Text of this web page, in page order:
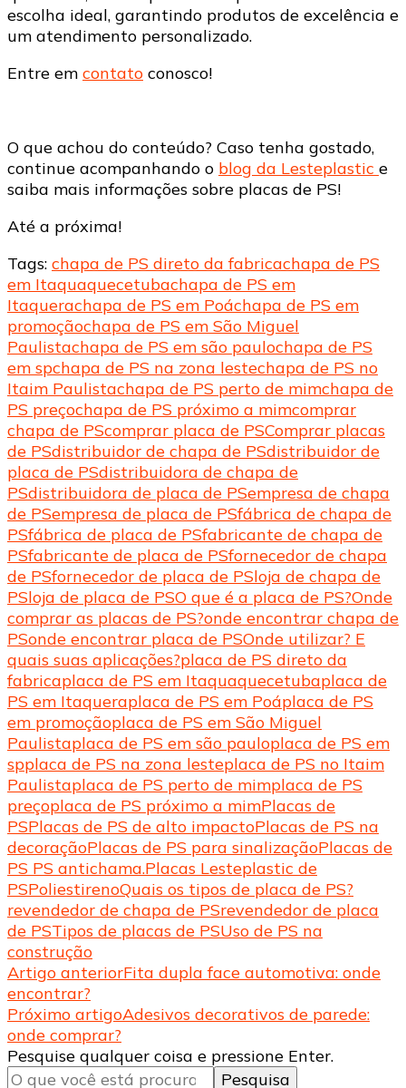
escolha ideal, garantindo produtos de excelência e
um atendimento personalizado.
Entre em contato conosco!
O que achou do conteúdo? Caso tenha gostado,
continue acompanhando o blog da Lesteplastic e
saiba mais informações sobre placas de PS!
Até a próxima!
Tags: chapa de PS direto da fabricachapa de PS
em Itaquaquecetubachapa de PS em
Itaquerachapa de PS em Poáchapa de PS em
promoçãochapa de PS em São Miguel
Paulistachapa de PS em são paulochapa de PS
em spchapa de PS na zona lestechapa de PS no
Itaim Paulistachapa de PS perto de mimchapa de
PS preçochapa de PS próximo a mimcomprar
chapa de PScomprar placa de PSComprar placas
de PSdistribuidor de chapa de PSdistribuidor de
placa de PSdistribuidora de chapa de
PSdistribuidora de placa de PSempresa de chapa
de PSempresa de placa de PSfábrica de chapa de
PSfábrica de placa de PSfabricante de chapa de
PSfabricante de placa de PSfornecedor de chapa
de PSfornecedor de placa de PSloja de chapa de
PSloja de placa de PSO que é a placa de PS?Onde
comprar as placas de PS?onde encontrar chapa de
PSonde encontrar placa de PSOnde utilizar? E
quais suas aplicações?placa de PS direto da
fabricaplaca de PS em Itaquaquecetubaplaca de
PS em Itaqueraplaca de PS em Poáplaca de PS
em promoçãoplaca de PS em São Miguel
Paulistaplaca de PS em são pauloplaca de PS em
spplaca de PS na zona lesteplaca de PS no Itaim
Paulistaplaca de PS perto de mimplaca de PS
preçoplaca de PS próximo a mimPlacas de
PSPlacas de PS de alto impactoPlacas de PS na
decoraçãoPlacas de PS para sinalizaçãoPlacas de
PS PS antichama.Placas Lesteplastic de
PSPoliestirenoQuais os tipos de placa de PS?
revendedor de chapa de PSrevendedor de placa
de PSTipos de placas de PSUso de PS na
construção
Navegação
de
post
Artigo anteriorFita dupla face automotiva: onde
encontrar?
Próximo artigoAdesivos decorativos de parede:
onde comprar?
Procurando
algo?
Pesquise qualquer coisa e pressione Enter.